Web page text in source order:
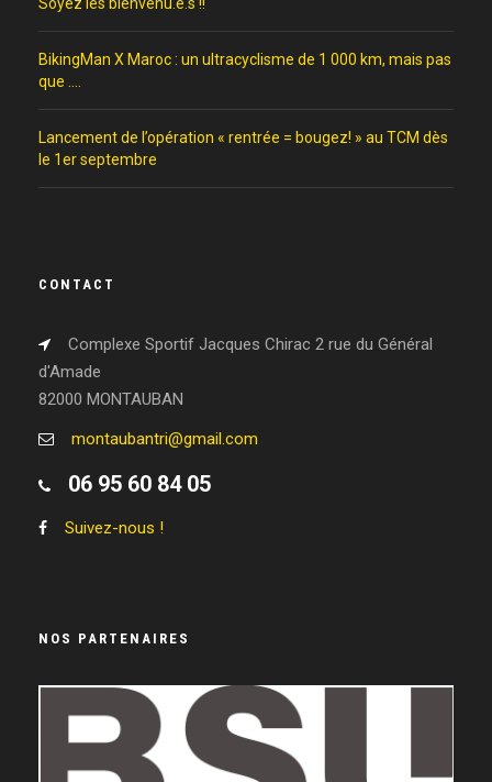
BikingMan X Maroc : un ultracyclisme de 1 000 km, mais pas
que ….
Lancement de l’opération « rentrée = bougez! » au TCM dès
le 1er septembre
CONTACT
Complexe Sportif Jacques Chirac 2 rue du Général
d'Amade
82000 MONTAUBAN
montaubantri@gmail.com
06 95 60 84 05
Suivez-nous !
NOS PARTENAIRES
LE RAYMOND
LEGEND WHEELS
VIVIPRINT
GASTON-SERVICE
RRUNNING